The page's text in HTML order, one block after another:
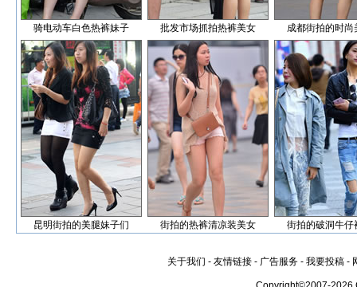
骑电动车白色热裤妹子 批发市场抓拍热裤美女 成都街拍的时尚
昆明街拍的美腿妹子们 街拍的热裤清凉装美女 街拍的破洞牛仔
关于我们 - 友情链接 - 广告服务 - 我要投稿 -